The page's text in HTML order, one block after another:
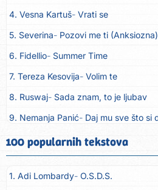
4. Vesna Kartuš Vrati se
5. Severina Pozovi me ti (Anksiozna)
6. Fidellio Summer Time
7. Tereza Kesovija Volim te
8. Ruswaj Sada znam, to je ljubav
9. Nemanja Panić Daj mu sve što si
10. Gustafi Imala je oči pospane
11. Marko Nedug Pjesma za tebe
12. Bruno Krajcar Pozitiva
100 popularnih tekstova
1. Adi Lombardy O.S.D.S.